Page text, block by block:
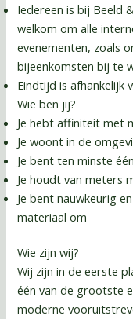
Iedereen is bij Beeld
welkom om alle
evenementen, zoals
bijeenkomsten bij te
Eindtijd is afhankelijk
Wie ben jij?
Je hebt affiniteit met
Je woont in de
Je bent ten minste
Je houdt van meters
Je bent nauwkeurig
materiaal om
Wie zijn wij?
Wij zijn in de eerste
één van de grootste
moderne